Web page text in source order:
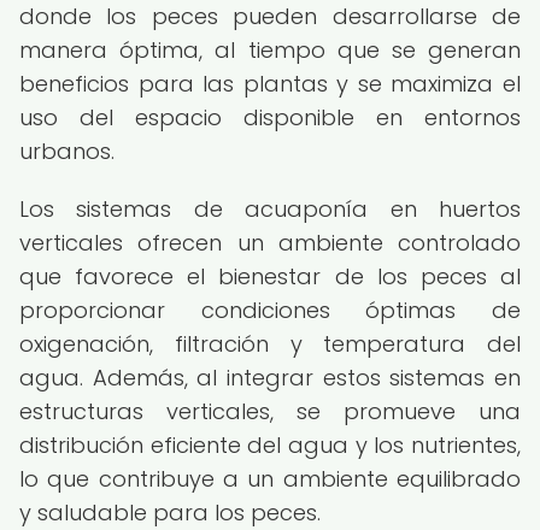
donde los peces pueden desarrollarse de
manera óptima, al tiempo que se generan
beneficios para las plantas y se maximiza el
uso del espacio disponible en entornos
urbanos.
Los sistemas de acuaponía en huertos
verticales ofrecen un ambiente controlado
que favorece el bienestar de los peces al
proporcionar condiciones óptimas de
oxigenación, filtración y temperatura del
agua. Además, al integrar estos sistemas en
estructuras verticales, se promueve una
distribución eficiente del agua y los nutrientes,
lo que contribuye a un ambiente equilibrado
y saludable para los peces.